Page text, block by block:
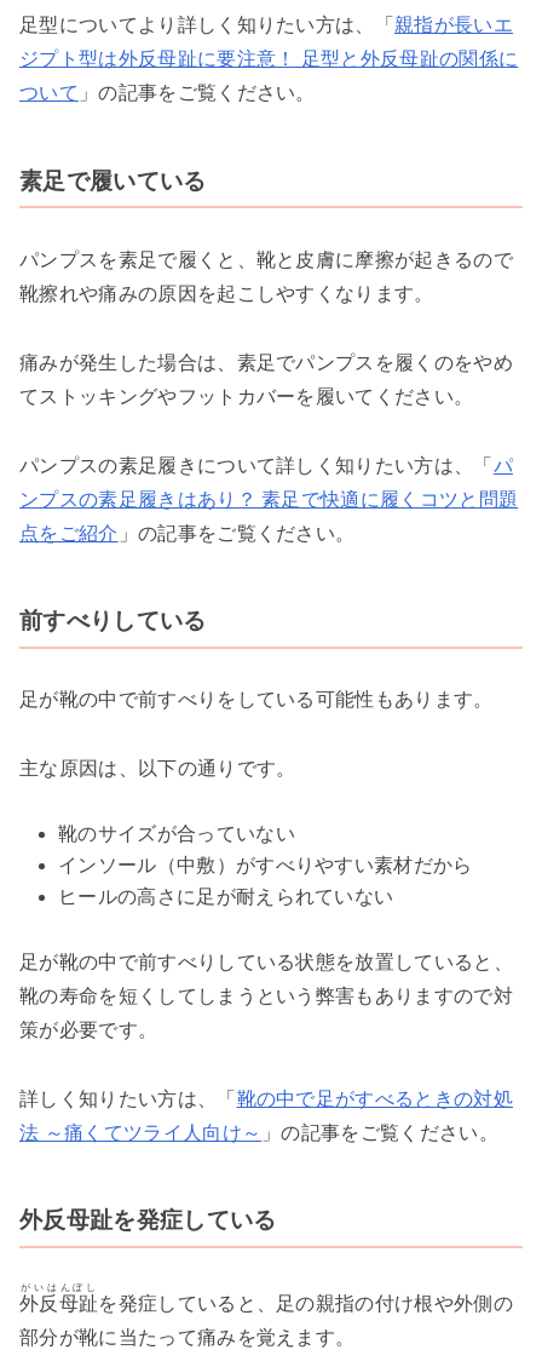
足型についてより詳しく知りたい方は、「 親指が長いエ
ジプト型は外反母趾に要注意！ 足型と外反母趾の関係に
ついて 」の記事をご覧ください。
素足で履いている
パンプスを素足で履くと、靴と皮膚に摩擦が起きるので
靴擦れや痛みの原因を起こしやすくなります。
痛みが発生した場合は、素足でパンプスを履くのをやめ
てストッキングやフットカバーを履いてください。
パンプスの素足履きについて詳しく知りたい方は、「 パ
ンプスの素足履きはあり？ 素足で快適に履くコツと問題
点をご紹介 」の記事をご覧ください。
前すべりしている
足が靴の中で前すべりをしている可能性もあります。
主な原因は、以下の通りです。
靴のサイズが合っていない
インソール（中敷）がすべりやすい素材だから
ヒールの高さに足が耐えられていない
足が靴の中で前すべりしている状態を放置していると、
靴の寿命を短くしてしまうという弊害もありますので対
策が必要です。
詳しく知りたい方は、「 靴の中で足がすべるときの対処
法 ～痛くてツライ人向け～ 」の記事をご覧ください。
外反母趾を発症している
外反母趾
がいはんぼし
を発症していると、足の親指の付け根や外側の
部分が靴に当たって痛みを覚えます。